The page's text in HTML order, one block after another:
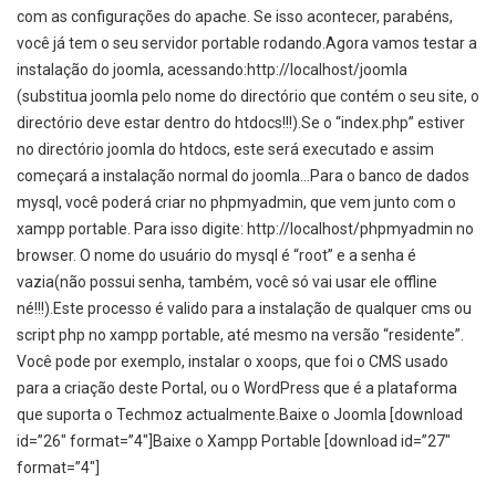
com as configurações do apache. Se isso acontecer, parabéns,
você já tem o seu servidor portable rodando.Agora vamos testar a
instalação do joomla, acessando:http://localhost/joomla
(substitua joomla pelo nome do directório que contém o seu site, o
directório deve estar dentro do htdocs!!!).Se o “index.php” estiver
no directório joomla do htdocs, este será executado e assim
começará a instalação normal do joomla…Para o banco de dados
mysql, você poderá criar no phpmyadmin, que vem junto com o
xampp portable. Para isso digite: http://localhost/phpmyadmin no
browser. O nome do usuário do mysql é “root” e a senha é
vazia(não possui senha, também, você só vai usar ele offline
né!!!).Este processo é valido para a instalação de qualquer cms ou
script php no xampp portable, até mesmo na versão “residente”.
Você pode por exemplo, instalar o xoops, que foi o CMS usado
para a criação deste Portal, ou o WordPress que é a plataforma
que suporta o Techmoz actualmente.Baixe o Joomla [download
id=”26″ format=”4″]Baixe o Xampp Portable [download id=”27″
format=”4″]